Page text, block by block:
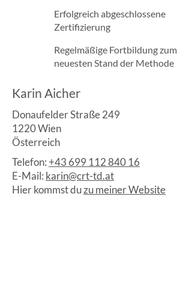
Erfolgreich abgeschlossene
Zertifizierung
Regelmäßige Fortbildung zum
neuesten Stand der Methode
Karin Aicher
Donaufelder Straße 249
1220 Wien
Österreich
Telefon:+43 699 112 840 16
E-Mail: karin@crt-td.at
Hier kommst duzu meiner Website